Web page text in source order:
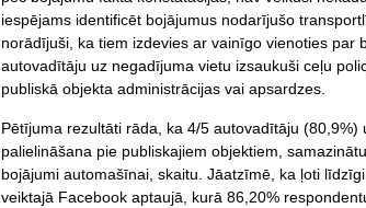
iespējams identificēt bojājumus nodarījušo
norādījuši, ka tiem izdevies ar vainīgo vienoties par
autovadītāju uz negadījuma vietu izsaukuši ceļu
publiskā objekta administrācijas vai apsardzes.
Pētījuma rezultāti rāda, ka 4/5 autovadītāju (80,9%)
palielināšana pie publiskajiem objektiem,
bojājumi automašīnai, skaitu. Jāatzīmē, ka ļoti
veiktajā Facebook aptaujā, kurā 86,20%